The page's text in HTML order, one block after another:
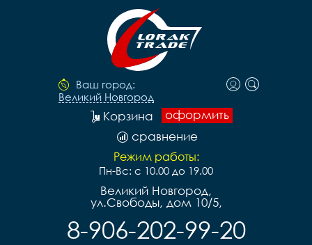
Ваш город:
Великий Новгород
оформить
Корзина
сравнение
Режим работы:
Пн-Вс: с 10.00 до 19.00
Великий Новгород,
ул.Свободы, дом 10/5,
8-906-202-99-20